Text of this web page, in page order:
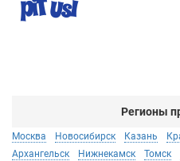
Регионы
Москва Новосибирск Казань
Архангельск
Нижнекамск Томск